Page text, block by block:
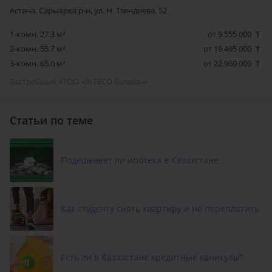
Астана, Сарыарка р-н, ул. Н. Тлендиева, 52
1-комн. 27.3 м² от 9 555 000 ₸
2-комн. 55.7 м²
от 19 495 000 ₸
3-комн. 65.6 м²
от 22 960 000 ₸
Статьи по теме
Подешевеет ли ипотека в Казахстане
Как студенту снять квартиру и не переплатить
Есть ли в Казахстане кредитные каникулы?